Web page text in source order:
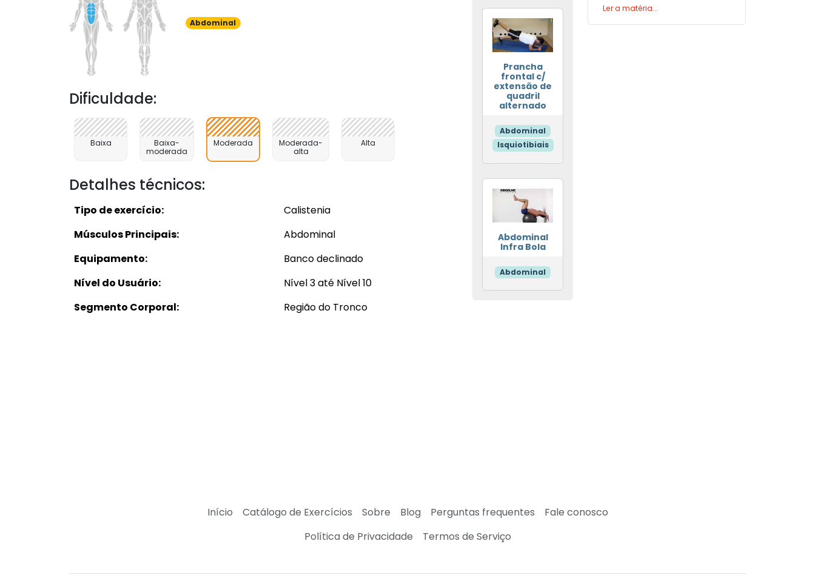
Abdominal
Dificuldade:
Baixa
Baixa-
moderada
Moderada
Moderada-
alta
Alta
Detalhes técnicos:
Tipo de exercício:
Calistenia
Músculos Principais:
Abdominal
Equipamento:
Banco declinado
Nível do Usuário:
Nível 3 até Nível 10
Segmento Corporal:
Região do Tronco
Prancha
frontal c/
extensão de
quadril
alternado
Abdominal
Isquiotibiais
Abdominal
Infra Bola
Abdominal
Ler a matéria...
Início Catálogo de Exercícios Sobre Blog Perguntas frequentes
Fale conosco
Política de Privacidade
Termos de Serviço